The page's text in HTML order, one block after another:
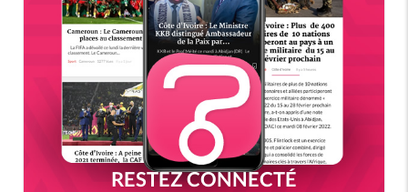
RESTEZ CONNECTÉ